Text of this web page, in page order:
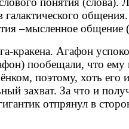
–мысленное общение
кракена. Агафон
пообещали, что ему
поэтому, хоть его
захват. За что и
отпрянул в